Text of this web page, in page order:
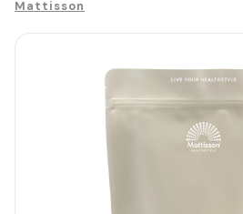
Mattisson